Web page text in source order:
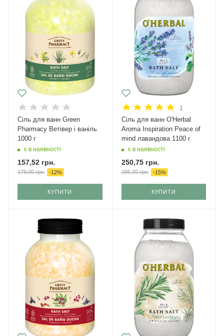
Сіль для ванн Green
Pharmacy Ветівер і ваніль
1000 г
є в наявності
157,52 грн.
179,00грн. -12%
КУПИТИ
1
Сіль для ванн O'Herbal
Aroma Inspiration Peace of
mind лавандова 1100 г
є в наявності
250,75грн.
295,00грн. -15%
КУПИТИ